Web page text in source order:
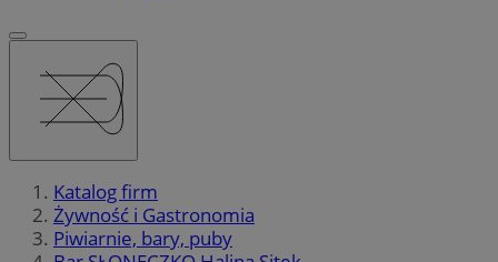
Katalog firm
Żywność i Gastronomia
Piwiarnie, bary, puby